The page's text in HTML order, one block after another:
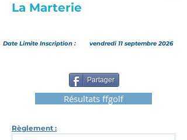
La Marterie
Date Limite Inscription : vendredi 11 septembre 2026
Partager
Résultats ffgolf
Règlement :